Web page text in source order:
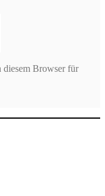
diesem Browser für